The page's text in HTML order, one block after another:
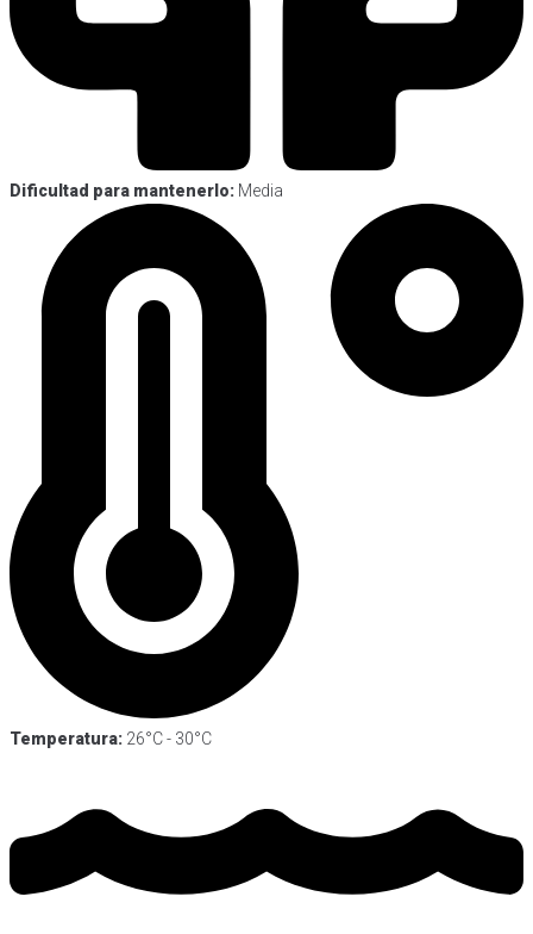
Dificultad para mantenerlo: Media
Temperatura: 26°C - 30°C